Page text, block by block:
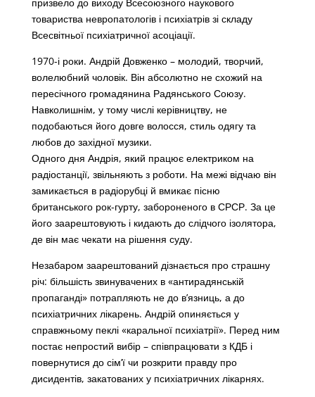
товариства невропатологів і психіатрів зі складу
Всесвітньої психіатричної асоціації.
1970-і роки. Андрій Довженко – молодий, творчий,
волелюбний чоловік. Він абсолютно не схожий на
пересічного громадянина Радянського Союзу.
Навколишнім, у тому числі керівництву, не
подобаються його довге волосся, стиль одягу та
любов до західної музики.
Одного дня Андрія, який працює електриком на
радіостанції, звільняють з роботи. На межі відчаю він
замикається в радіорубці й вмикає пісню
британського рок-гурту, забороненого в СРСР. За це
його заарештовують і кидають до слідчого ізолятора,
де він має чекати на рішення суду.
Незабаром заарештований дізнається про страшну
річ: більшість звинувачених в «антирадянській
пропаганді» потрапляють не до в’язниць, а до
психіатричних лікарень. Андрій опиняється у
справжньому пеклі «каральної психіатрії». Перед ним
постає непростий вибір – співпрацювати з КДБ і
повернутися до сім’ї чи розкрити правду про
дисидентів, закатованих у психіатричних лікарнях.